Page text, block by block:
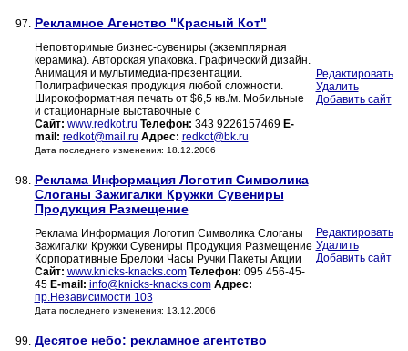
97. Рекламное Агенство "Красный Кот"
Неповторимые бизнес-сувениры (экземплярная
керамика). Авторская упаковка. Графический дизайн.
Анимация и мультимедиа-презентации.
Полиграфическая продукция любой сложности.
Широкоформатная печать от $6,5 кв./м. Мобильные
и стационарные выставочные с
Сайт: www.redkot.ru Телефон: 343 9226157469 E-
mail: redkot@mail.ru Адрес: redkot@bk.ru
Дата последнего изменения: 18.12.2006
Редактировать
Удалить
Добавить сайт
98. Реклама Информация Логотип Символика
Слоганы Зажигалки Кружки Сувениры
Продукция Размещение
Реклама Информация Логотип Символика Слоганы
Зажигалки Кружки Сувениры Продукция Размещение
Корпоративные Брелоки Часы Ручки Пакеты Акции
Сайт: www.knicks-knacks.com Телефон: 095 456-45-
45 E-mail: info@knicks-knacks.com Адрес:
пр.Независимости 103
Дата последнего изменения: 13.12.2006
Редактировать
Удалить
Добавить сайт
99. Десятое небо: рекламное агентство